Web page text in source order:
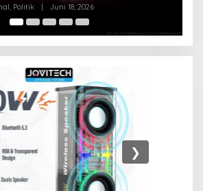
Politik | Juni 18, 2026
❯